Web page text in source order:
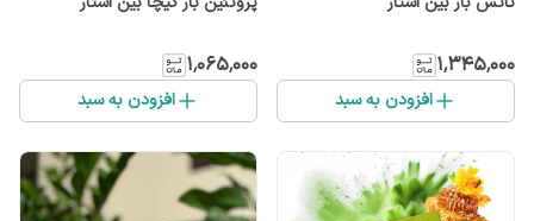
۱٬۳۴۵٬۰۰۰
افزودن به سبد
۱٬۰۶۵٬۰۰۰
افزودن به سبد